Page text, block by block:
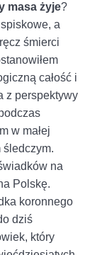
masa żyje?
a
śmierci
całość i
z perspektywy
w małej
śledczym.
na
Polskę.
koronnego
dziś
który